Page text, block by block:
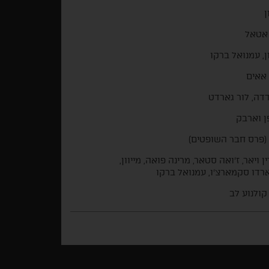
אטאל
עמנואל ברקו
אאים
לור גארדט
וארבק
(פרס חבר השופטים)
ויאר, ז'ואה סטאר, מרינה פואה, מייוון,
סקמארצ'ו, עמנואל ברקו
לב